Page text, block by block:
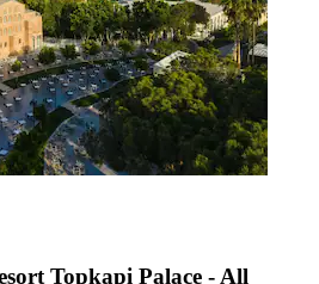
Topkapi Palace - All